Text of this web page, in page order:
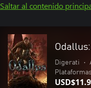
Saltar al contenido
Digerati •